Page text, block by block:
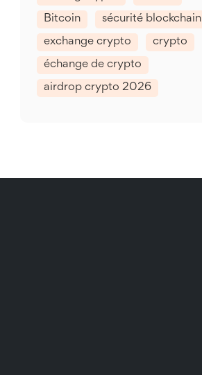
Bitcoin sécurité blockchain
exchange crypto crypto
échange de crypto
airdrop crypto 2026